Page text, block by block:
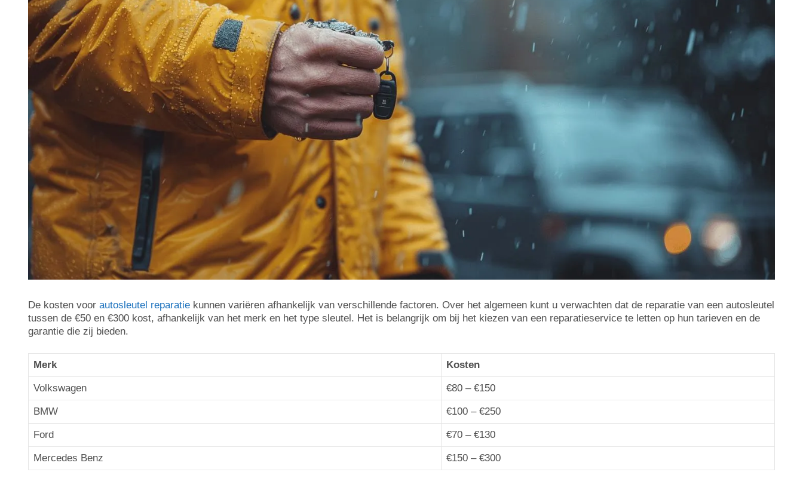
De kosten voor autosleutel reparatie kunnen variëren afhankelijk van verschillende factoren. Over het algemeen kunt u verwachten dat de reparatie van een autosleutel
tussen de €50 en €300 kost, afhankelijk van het merk en het type sleutel. Het is belangrijk om bij het kiezen van een reparatieservice te letten op hun tarieven en de
garantie die zij bieden.
Merk Kosten
Volkswagen €80 – €150
BMW €100 – €250
Ford €70 – €130
Mercedes Benz €150 – €300